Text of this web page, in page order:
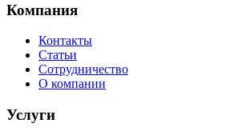
Компания
Контакты
Статьи
Сотрудничество
О компании
Услуги